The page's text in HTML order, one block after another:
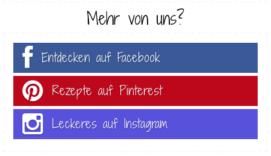
Mehr von uns?
Entdecken auf Facebook
Rezepte auf Pinterest
Leckeres auf Instagram